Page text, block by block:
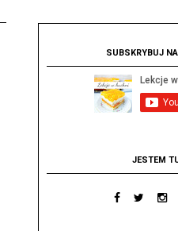
SUBSKRYBUJ
JESTEM